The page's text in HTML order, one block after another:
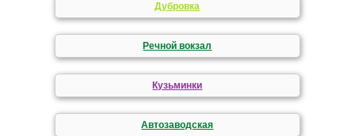
Дубровка
Речной вокзал
Кузьминки
Автозаводская